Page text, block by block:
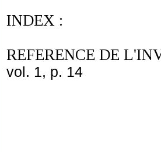
INDEX :
REFERENCE DE
vol. 1, p. 14